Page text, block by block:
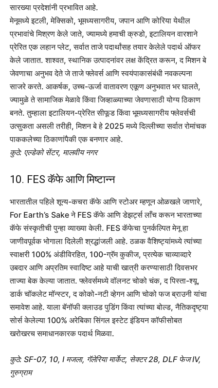
सारख्या प्रदेशांनी प्रभावित आहे.
मेनूमध्ये इटली, मेक्सिको, भूमध्यसागरीय, जपान आणि कोरिया येथील
प्रभावांचे मिश्रण केले जाते, ज्यामध्ये हमाची क्रुडो, इटालियन वारशाने
प्रेरित एक लहान प्लेट, सर्वात ताजे पदार्थांसह तयार केलेले पदार्थ ऑफर
केले जातात. शाश्वत, स्थानिक उत्पादनांवर लक्ष केंद्रित करून, द मिशन बे
जेवणाचा अनुभव देते जे ताजे फ्लेवर्स आणि स्वयंपाकासंबंधी नवकल्पना
साजरे करते. आकर्षक, उच्च-ऊर्जा वातावरण एकूण अनुभवात भर घालते,
ज्यामुळे ते सामाजिक मेळावे किंवा जिव्हाळ्याच्या जेवणासाठी योग्य ठिकाण
बनते. तुम्हाला इटालियन-प्रेरित सीफूड किंवा भूमध्यसागरीय फ्लेवर्सची
उत्सुकता असली तरीही, मिशन बे हे 2025 मध्ये दिल्लीच्या सर्वात रोमांचक
पाककलेच्या ठिकाणांपैकी एक बनणार आहे.
कुठे: एल्डेको सेंटर, मालवीय नगर
10. FES कॅफे आणि मिष्टान्न
भारतातील पहिले शून्य-कचरा कॅफे आणि स्टोअर म्हणून ओळखले जाणारे,
For Earth’s Sake ने FES कॅफे आणि डेझर्ट्स लाँच करून भारताच्या
कॅफे संस्कृतीची पुन्हा व्याख्या केली. FES कॅफेचा पुनर्कल्पित मेनू हा
जाणीवपूर्वक भोगाला दिलेली श्रद्धांजली आहे. ठळक वैशिष्ट्यांमध्ये त्यांच्या
स्वाक्षरी 100% अंडीविरहित, 100-ग्रॅम कुकीज, प्रत्येक चाव्याव्दारे
उबदार आणि अप्रतिम स्वादिष्ट आहे याची खात्री करण्यासाठी दिवसभर
ताज्या बेक केल्या जातात. फ्लेवर्समध्ये वॉलनट चोको चंक, द पिस्ता-श्यू,
डार्क चॉकलेट मॉन्स्टर, द कोको-नटी व्हेगन आणि चोको फज ब्राउनी यांचा
समावेश आहे. याला बॅनॉफी क्लाउड पुडिंग किंवा त्यांच्या बोल्ड, नैतिकदृष्ट्या
सोर्स केलेल्या 100% अरेबिका सिंगल इस्टेट इंडियन कॉफीसोबत
खरोखरच समाधानकारक पदार्थ मिळवा.
कुठे: SF-07, 10, I मजला, गॅलेरिया मार्केट, सेक्टर 28, DLF फेज IV,
गुरुग्राम